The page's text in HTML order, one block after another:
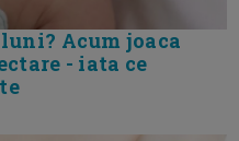
luni? Acum joaca
- iata ce